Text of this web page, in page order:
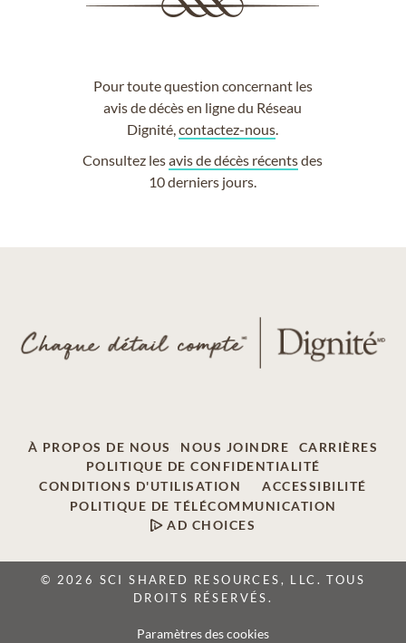
Pour toute question concernant les
avis de décès en ligne du Réseau
Dignité,contactez-nous
Consultez lesavis de décès récentsdes
10 derniers jours.
À PROPOS DE NOUS NOUS JOINDRE
CARRIÈRES
POLITIQUE DE CONFIDENTIALITÉ
CONDITIONS D'UTILISATION
ACCESSIBILITÉ
POLITIQUE DE TÉLÉCOMMUNICATION
AD CHOICES
© 2026 SCI SHARED RESOURCES, LLC. TOUS
DROITS RÉSERVÉS.
Paramètres des cookies